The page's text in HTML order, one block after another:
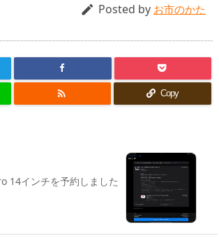
 Posted by お市のかた
 Copy
14インチを予約しました